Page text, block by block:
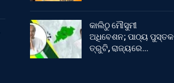
କାଲିଠୁ ମୌସୁମୀ
ଅଧିବେଶନ; ପାଠ୍ୟ ପୁସ୍ତକ
ତ୍ରୁଟି, ରାଜ୍ୟରେ…